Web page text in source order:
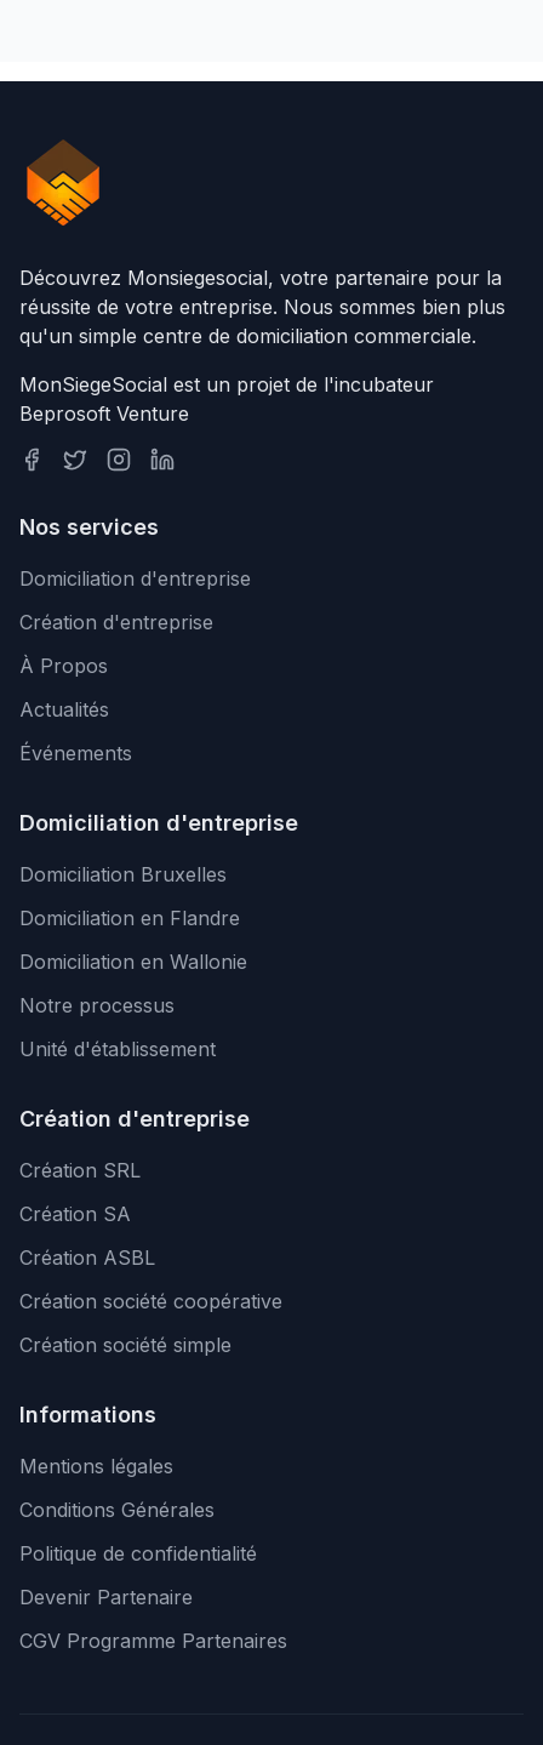
Découvrez Monsiegesocial, votre partenaire pour la
réussite de votre entreprise. Nous sommes bien plus
qu'un simple centre de domiciliation commerciale.
MonSiegeSocial est un projet de l'incubateur
Beprosoft Venture
Nos services
Domiciliation d'entreprise
Création d'entreprise
À Propos
Actualités
Événements
Domiciliation d'entreprise
Domiciliation Bruxelles
Domiciliation en Flandre
Domiciliation en Wallonie
Notre processus
Unité d'établissement
Création d'entreprise
Création SRL
Création SA
Création ASBL
Création société coopérative
Création société simple
Informations
Mentions légales
Conditions Générales
Politique de confidentialité
Devenir Partenaire
CGV Programme Partenaires